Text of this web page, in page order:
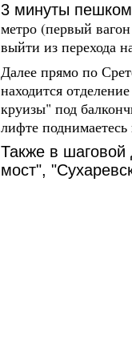
3 минуты пешком
метро (первый
выйти из перехода
Далее прямо по
находится
круизы" под
лифте
Также в шаговой
мост",